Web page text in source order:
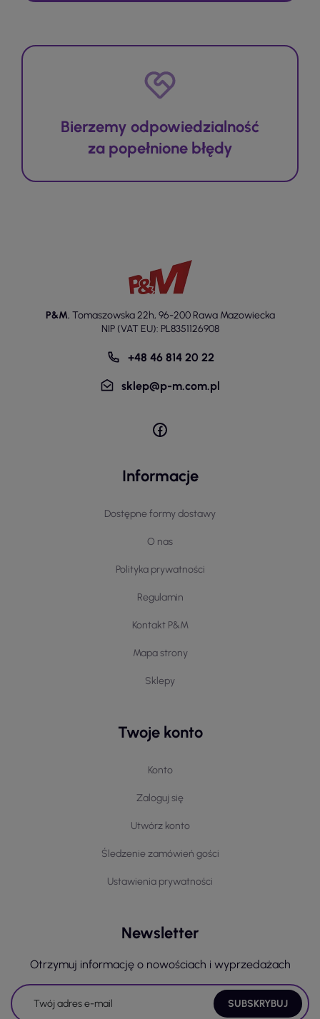
Bierzemy odpowiedzialność
za popełnione błędy
P&M, Tomaszowska 22h, 96-200 Rawa Mazowiecka
NIP (VAT EU): PL8351126908
+48 46 814 20 22
sklep@p-m.com.pl
Informacje
Dostępne formy dostawy
O nas
Polityka prywatności
Regulamin
Kontakt P&M
Mapa strony
Sklepy
Twoje konto
Konto
Zaloguj się
Utwórz konto
Śledzenie zamówień gości
Ustawienia prywatności
Newsletter
Otrzymuj informację o nowościach i wyprzedażach